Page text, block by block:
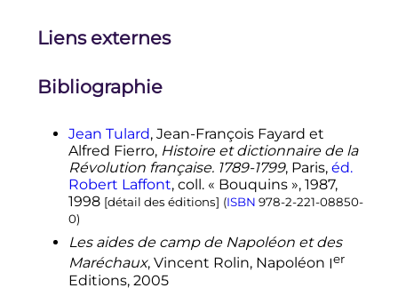
Liens externes
Bibliographie
Jean Tulard, Jean-François Fayard et
Alfred Fierro, Histoire et dictionnaire de la
Révolution française. 1789-1799, Paris, éd.
Robert Laffont, coll.« Bouquins », 1987,
1998 [détail des éditions] (ISBN 978-2-221-08850-
0)
Les aides de camp de Napoléon et des
Maréchaux, Vincent Rolin, Napoléon Ier
Editions, 2005